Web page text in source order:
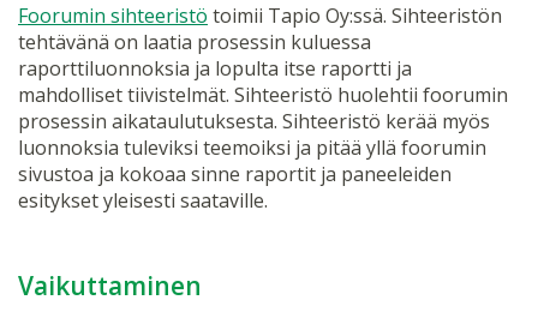
Foorumin sihteeristö toimii Tapio Oy:ssä. Sihteeristön
tehtävänä on laatia prosessin kuluessa
raporttiluonnoksia ja lopulta itse raportti ja
mahdolliset tiivistelmät. Sihteeristö huolehtii foorumin
prosessin aikataulutuksesta. Sihteeristö kerää myös
luonnoksia tuleviksi teemoiksi ja pitää yllä foorumin
sivustoa ja kokoaa sinne raportit ja paneeleiden
esitykset yleisesti saataville.
Vaikuttaminen